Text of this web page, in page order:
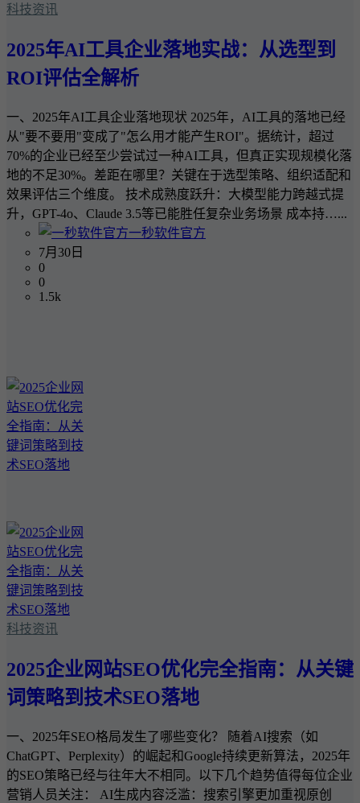
科技资讯
2025年AI工具企业落地实战：从选型到
ROI评估全解析
一、2025年AI工具企业落地现状 2025年，AI工具的落地已经
从"要不要用"变成了"怎么用才能产生ROI"。据统计，超过
70%的企业已经至少尝试过一种AI工具，但真正实现规模化落
地的不足30%。差距在哪里？关键在于选型策略、组织适配和
效果评估三个维度。 技术成熟度跃升：大模型能力跨越式提
升，GPT-4o、Claude 3.5等已能胜任复杂业务场景 成本持…...
一秒软件官方
7月30日
0
0
1.5k
科技资讯
2025企业网站SEO优化完全指南：从关键
词策略到技术SEO落地
一、2025年SEO格局发生了哪些变化？ 随着AI搜索（如
ChatGPT、Perplexity）的崛起和Google持续更新算法，2025年
的SEO策略已经与往年大不相同。以下几个趋势值得每位企业
营销人员关注： AI生成内容泛滥：搜索引擎更加重视原创